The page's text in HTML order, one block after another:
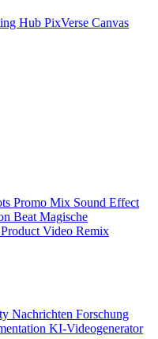
Hub PixVerse Canvas
Promo Mix Sound Effect
BeatMagische
Product Video Remix
Nachrichten Forschung
KI-Videogenerator